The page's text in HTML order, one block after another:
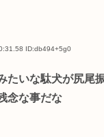
ID:db494+5g0
たいな駄犬が尻尾
念な事だな